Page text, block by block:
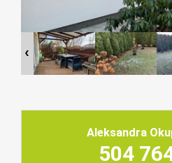
Aleksandra
504